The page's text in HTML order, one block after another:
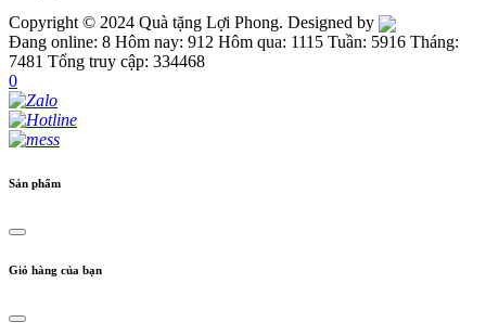
Copyright © 2024 Quà tặng Lợi Phong. Designed by
Đang online: 8 Hôm nay: 912 Hôm qua: 1115 Tuần: 5916 Tháng:
7481 Tổng truy cập: 334468
0
Sản phẩm
Giỏ hàng của bạn